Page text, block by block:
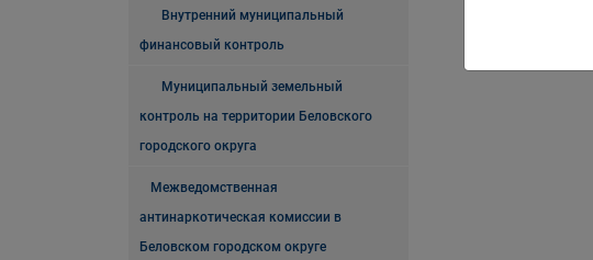
Внутренний муниципальный
финансовый контроль
Муниципальный земельный
контроль на территории Беловского
городского округа
Межведомственная
антинаркотическая комиссии в
Беловском городском округе